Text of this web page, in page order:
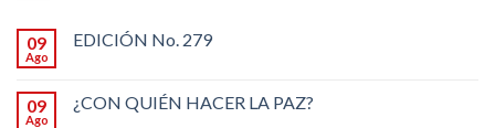
09
Ago
EDICIÓN No. 279
09
Ago
¿CON QUIÉN HACER LA PAZ?